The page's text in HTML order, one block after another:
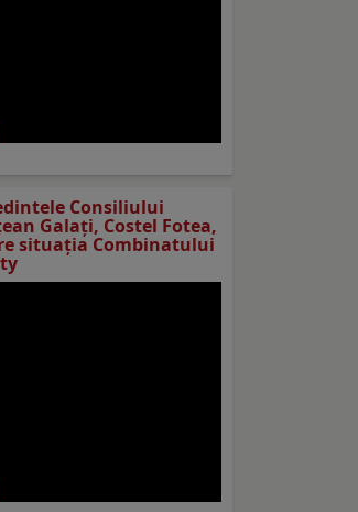
Consiliului
Galaţi, Costel Fotea,
situaţia Combinatului